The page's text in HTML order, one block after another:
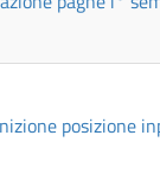
posizione